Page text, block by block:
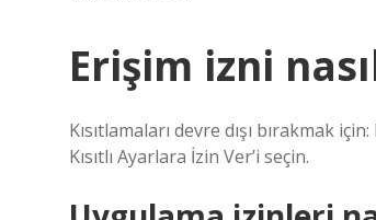
Erişim izni
Kısıtlamaları devre dışı bırakmak
Kısıtlı Ayarlara İzin Ver’i seçin.